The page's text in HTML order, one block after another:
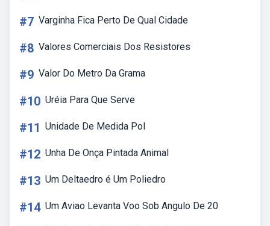
#7 Varginha Fica Perto De Qual Cidade
#8 Valores Comerciais Dos Resistores
#9 Valor Do Metro Da Grama
#10 Uréia Para Que Serve
#11 Unidade De Medida Pol
#12 Unha De Onça Pintada Animal
#13 Um Deltaedro é Um Poliedro
#14 Um Aviao Levanta Voo Sob Angulo De 20